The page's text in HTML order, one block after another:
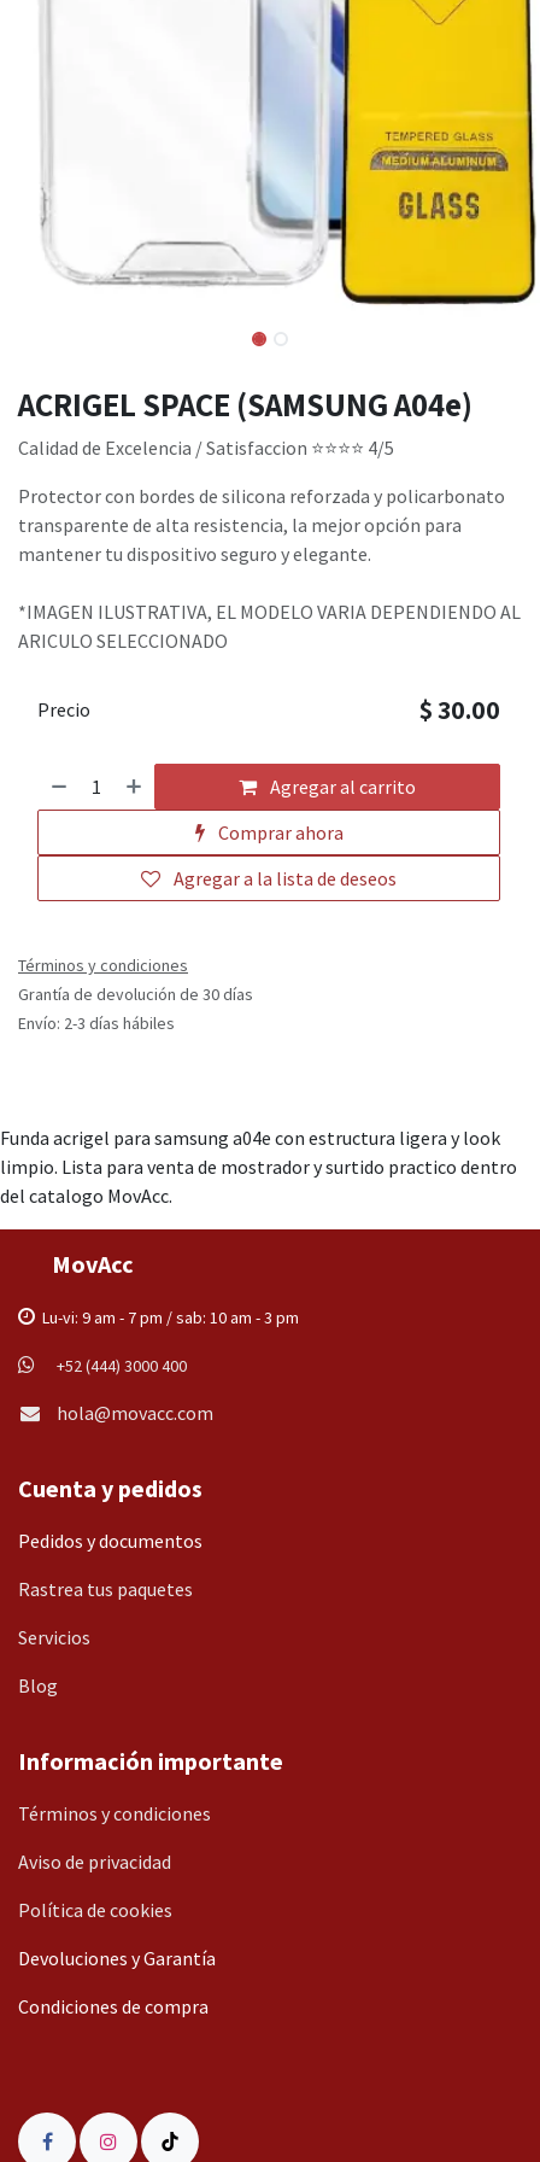
ACRIGEL SPACE (SAMSUNG A04e)
Calidad de Excelencia / Satisfaccion ​⭐​⭐​⭐​⭐ 4/5
Protector con bordes de silicona reforzada y policarbonato
transparente de alta resistencia, la mejor opción para
mantener tu dispositivo seguro y elegante.
*IMAGEN ILUSTRATIVA, EL MODELO VARIA DEPENDIENDO AL
ARICULO SELECCIONADO
Agregar al carrito
Comprar ahora
Agregar a la lista de deseos
Precio $30.00
Términos y condiciones
Grantía de devolución de 30 días
Envío: 2-3 días hábiles
Funda acrigel para samsung a04e con estructura ligera y look
limpio. Lista para venta de mostrador y surtido practico dentro
del catalogo MovAcc.
MovAcc
Lu-vi: 9 am - 7 pm / sab: 10 am - 3 pm
+52 (444) 3000 400
hola@movacc.com
Cuenta y pedidos
Pedidos y documentos
Rastrea tus paquetes
Servicios
Blog
Información importante
Términos y condiciones
Aviso de privacidad
Política de cookies
Devoluciones y Garantía
Condiciones de compra